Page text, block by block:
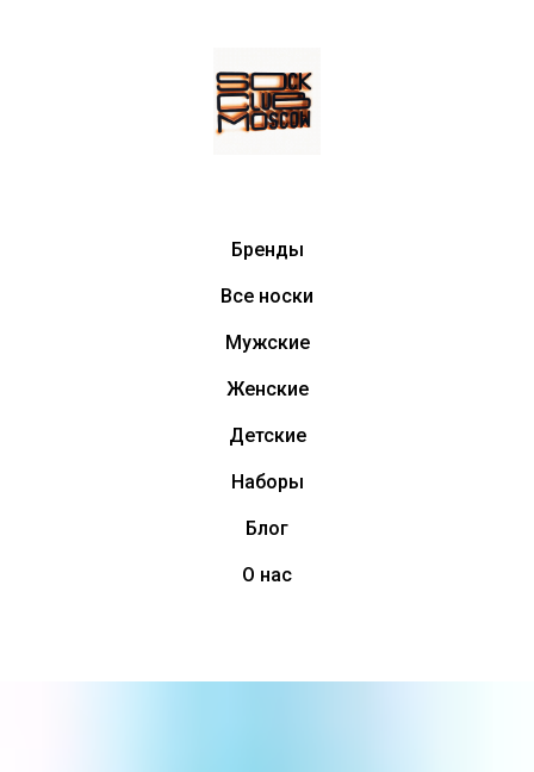
Бренды
Все носки
Мужские
Женские
Детские
Наборы
Блог
О нас